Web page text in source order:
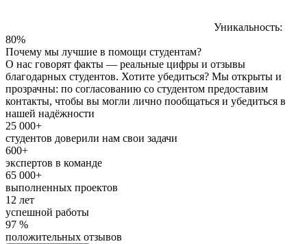
Уникальность:
80%
Почему мы лучшие в помощи студентам?
О нас говорят факты — реальные цифры и отзывы
благодарных студентов. Хотите убедиться? Мы открыты и
прозрачны: по согласованию со студентом предоставим
контакты, чтобы вы могли лично пообщаться и убедиться в
нашей надёжности
25 000+
студентов доверили нам свои задачи
600+
экспертов в команде
65 000+
выполненных проектов
12 лет
успешной работы
97 %
положительных отзывов